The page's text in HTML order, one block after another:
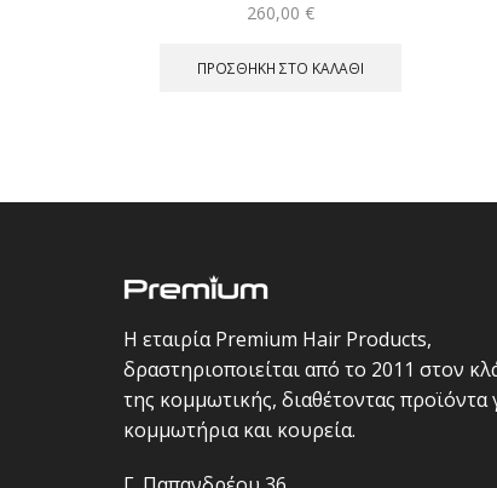
260,00 €
ΠΡΟΣΘΉΚΗ ΣΤΟ ΚΑΛΆΘΙ
Η εταιρία Premium Hair Products,
δραστηριοποιείται από το 2011 στον
της κομμωτικής, διαθέτοντας προϊόντα
κομμωτήρια και κουρεία.